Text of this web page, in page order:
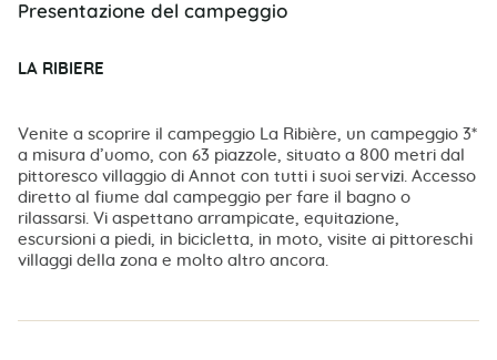
Presentazione del campeggio
LA RIBIERE
Venite a scoprire il campeggio La Ribière, un campeggio 3*
a misura d’uomo, con 63 piazzole, situato a 800 metri dal
pittoresco villaggio di Annot con tutti i suoi servizi. Accesso
diretto al fiume dal campeggio per fare il bagno o
rilassarsi. Vi aspettano arrampicate, equitazione,
escursioni a piedi, in bicicletta, in moto, visite ai pittoreschi
villaggi della zona e molto altro ancora.